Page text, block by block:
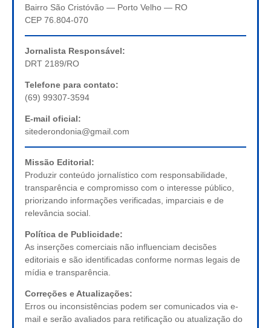
Bairro São Cristóvão — Porto Velho — RO
CEP 76.804-070
Jornalista Responsável:
DRT 2189/RO
Telefone para contato:
(69) 99307-3594
E-mail oficial:
sitederondonia@gmail.com
Missão Editorial:
Produzir conteúdo jornalístico com responsabilidade,
transparência e compromisso com o interesse público,
priorizando informações verificadas, imparciais e de
relevância social.
Política de Publicidade:
As inserções comerciais não influenciam decisões
editoriais e são identificadas conforme normas legais de
mídia e transparência.
Correções e Atualizações:
Erros ou inconsistências podem ser comunicados via e-
mail e serão avaliados para retificação ou atualização do